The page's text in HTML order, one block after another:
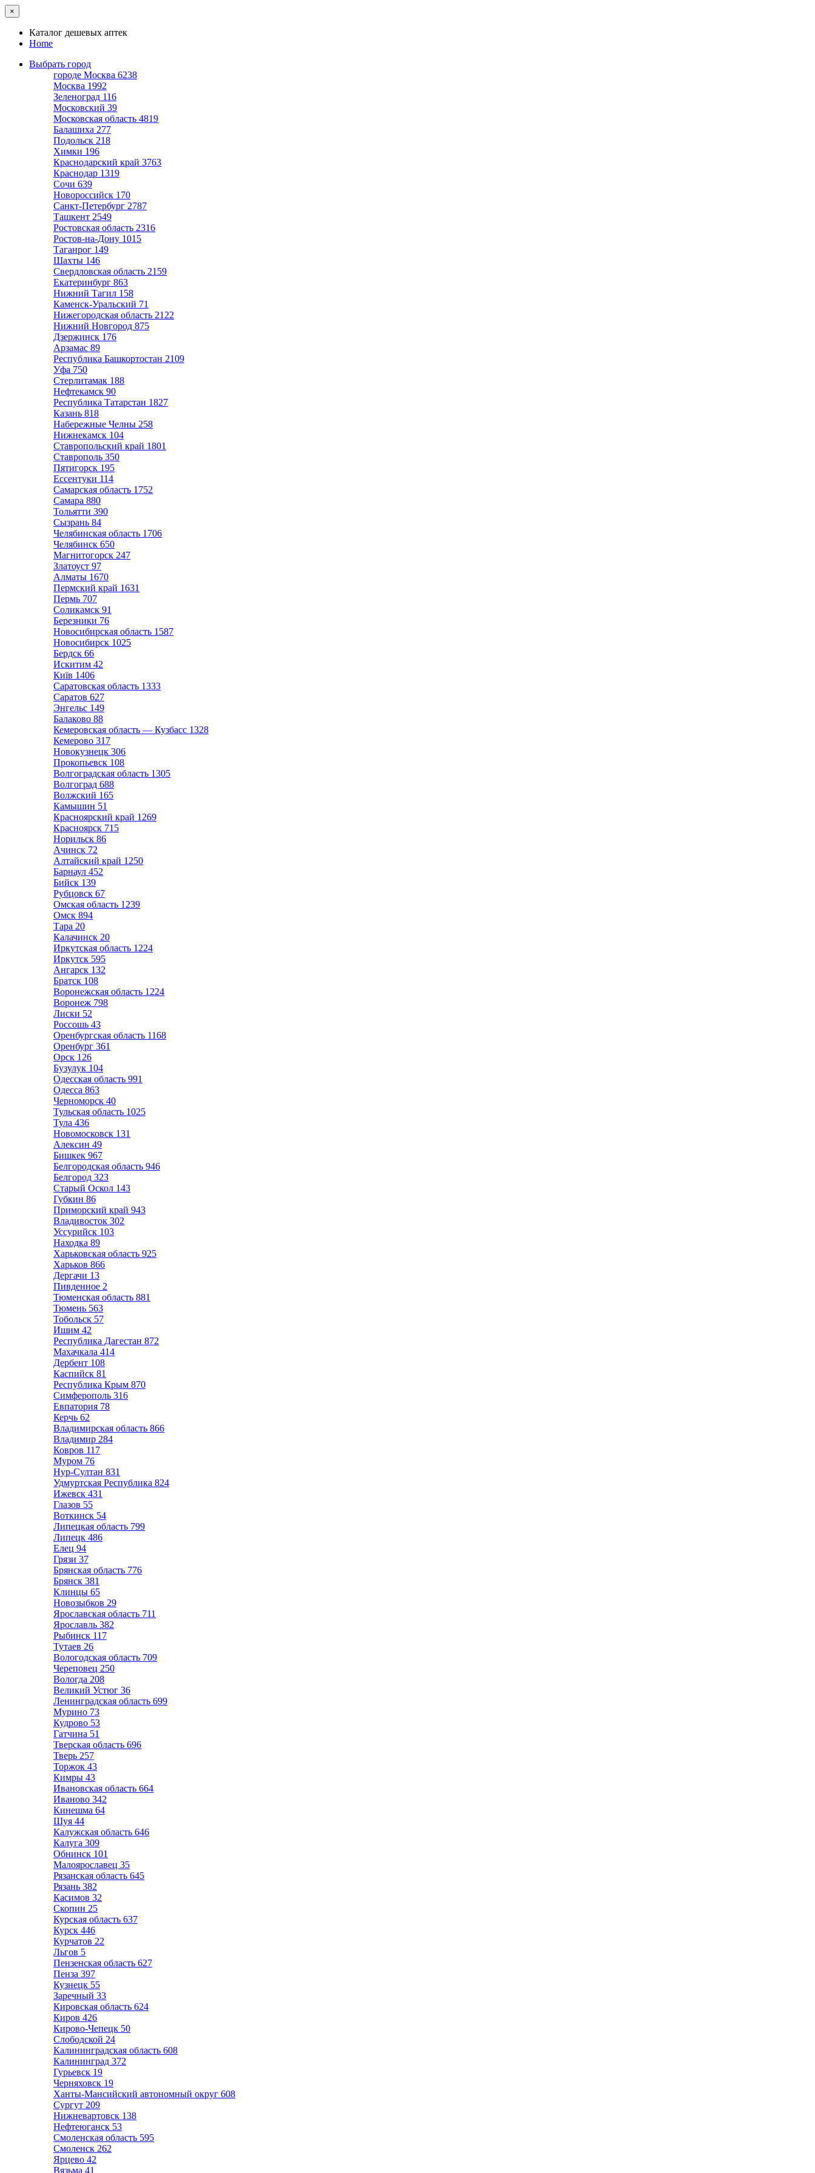
×
Каталог дешевых аптек
Home
Выбрать город
городе Москва 6238
Москва 1992
Зеленоград 116
Московский 39
Московская область 4819
Балашиха 277
Подольск 218
Химки 196
Краснодарский край 3763
Краснодар 1319
Сочи 639
Новороссийск 170
Санкт-Петербург 2787
Ташкент 2549
Ростовская область 2316
Ростов-на-Дону 1015
Таганрог 149
Шахты 146
Свердловская область 2159
Екатеринбург 863
Нижний Тагил 158
Каменск-Уральский 71
Нижегородская область 2122
Нижний Новгород 875
Дзержинск 176
Арзамас 89
Республика Башкортостан 2109
Уфа 750
Стерлитамак 188
Нефтекамск 90
Республика Татарстан 1827
Казань 818
Набережные Челны 258
Нижнекамск 104
Ставропольский край 1801
Ставрополь 350
Пятигорск 195
Ессентуки 114
Самарская область 1752
Самара 880
Тольятти 390
Сызрань 84
Челябинская область 1706
Челябинск 650
Магнитогорск 247
Златоуст 97
Алматы 1670
Пермский край 1631
Пермь 707
Соликамск 91
Березники 76
Новосибирская область 1587
Новосибирск 1025
Бердск 66
Искитим 42
Київ 1406
Саратовская область 1333
Саратов 627
Энгельс 149
Балаково 88
Кемеровская область — Кузбасс 1328
Кемерово 317
Новокузнецк 306
Прокопьевск 108
Волгоградская область 1305
Волгоград 688
Волжский 165
Камышин 51
Красноярский край 1269
Красноярск 715
Норильск 86
Ачинск 72
Алтайский край 1250
Барнаул 452
Бийск 139
Рубцовск 67
Омская область 1239
Омск 894
Тара 20
Калачинск 20
Иркутская область 1224
Иркутск 595
Ангарск 132
Братск 108
Воронежская область 1224
Воронеж 798
Лиски 52
Россошь 43
Оренбургская область 1168
Оренбург 361
Орск 126
Бузулук 104
Одесская область 991
Одесса 863
Черноморск 40
Тульская область 1025
Тула 436
Новомосковск 131
Алексин 49
Бишкек 967
Белгородская область 946
Белгород 323
Старый Оскол 143
Губкин 86
Приморский край 943
Владивосток 302
Уссурийск 103
Находка 89
Харьковская область 925
Харьков 866
Дергачи 13
Пивденное 2
Тюменская область 881
Тюмень 563
Тобольск 57
Ишим 42
Республика Дагестан 872
Махачкала 414
Дербент 108
Каспийск 81
Республика Крым 870
Симферополь 316
Евпатория 78
Керчь 62
Владимирская область 866
Владимир 284
Ковров 117
Муром 76
Нур-Султан 831
Удмуртская Республика 824
Ижевск 431
Глазов 55
Воткинск 54
Липецкая область 799
Липецк 486
Елец 94
Грязи 37
Брянская область 776
Брянск 381
Клинцы 65
Новозыбков 29
Ярославская область 711
Ярославль 382
Рыбинск 117
Тутаев 26
Вологодская область 709
Череповец 250
Вологда 208
Великий Устюг 36
Ленинградская область 699
Мурино 73
Кудрово 53
Гатчина 51
Тверская область 696
Тверь 257
Торжок 43
Кимры 43
Ивановская область 664
Иваново 342
Кинешма 64
Шуя 44
Калужская область 646
Калуга 309
Обнинск 101
Малоярославец 35
Рязанская область 645
Рязань 382
Касимов 32
Скопин 25
Курская область 637
Курск 446
Курчатов 22
Льгов 5
Пензенская область 627
Пенза 397
Кузнецк 55
Заречный 33
Кировская область 624
Киров 426
Кирово-Чепецк 50
Слободской 24
Калининградская область 608
Калининград 372
Гурьевск 19
Черняховск 19
Ханты-Мансийский автономный округ 608
Сургут 209
Нижневартовск 138
Нефтеюганск 53
Смоленская область 595
Смоленск 262
Ярцево 42
Вязьма 41